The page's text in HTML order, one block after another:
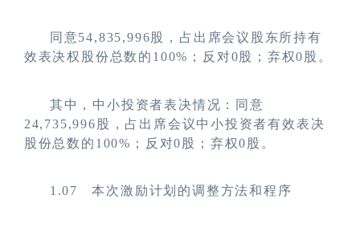
同意54,835,996股，占出席会议股东所持有
效表决权股份总数的100%；反对0股；弃权0股。
其中，中小投资者表决情况：同意
24,735,996股，占出席会议中小投资者有效表决
股份总数的100%；反对0股；弃权0股。
1.07本次激励计划的调整方法和程序